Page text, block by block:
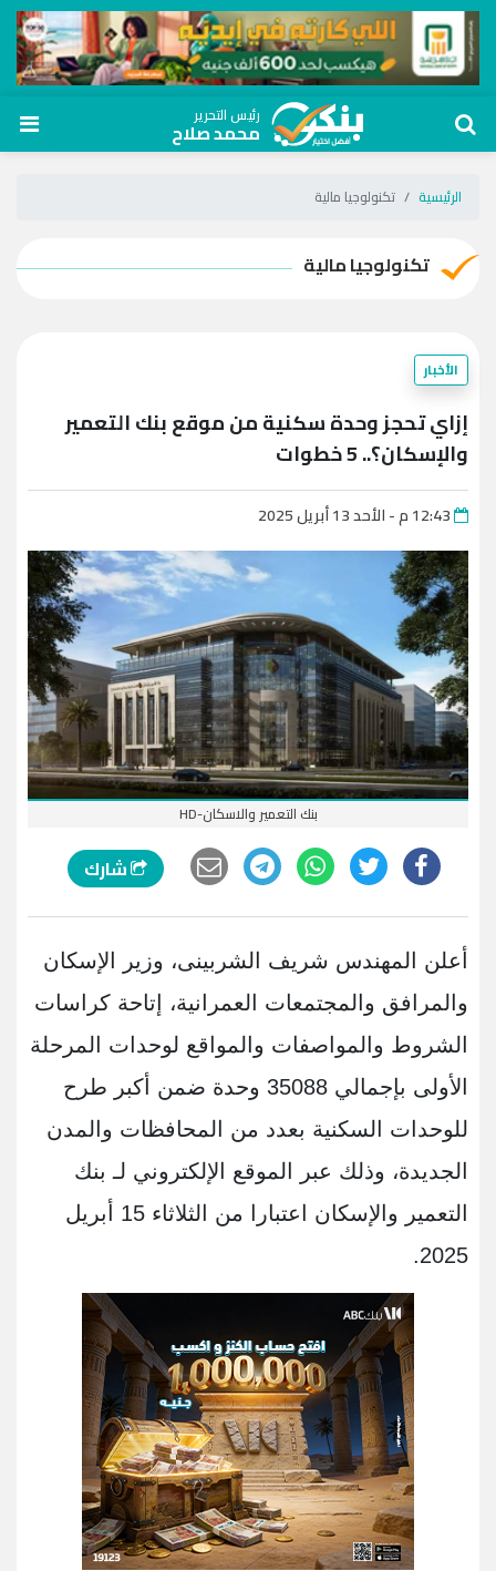
رئيس التحرير
محمد صلاح
الرئيسية تكنولوجيا مالية
تكنولوجيا مالية
الأخبار
إزاي تحجز وحدة سكنية من موقع بنك التعمير
والإسكان؟.. 5 خطوات
بنك التعمير والاسكان-HD
شارك
أعلن المهندس شريف الشربينى، وزير الإسكان
والمرافق والمجتمعات العمرانية، إتاحة كراسات
الشروط والمواصفات والمواقع لوحدات المرحلة
الأولى بإجمالي 35088 وحدة ضمن أكبر طرح
للوحدات السكنية بعدد من المحافظات والمدن
الجديدة، وذلك عبر الموقع الإلكتروني لـ بنك
التعمير والإسكان اعتبارا من الثلاثاء 15 أبريل
2025.